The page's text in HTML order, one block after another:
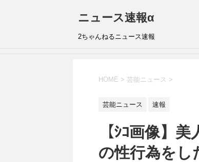
ニュース速報α
2ちゃんねるニュース速報
HOME > 芸能ニュース >
芸能ニュース 速報
【ｼｺ画像】
の性行為をし